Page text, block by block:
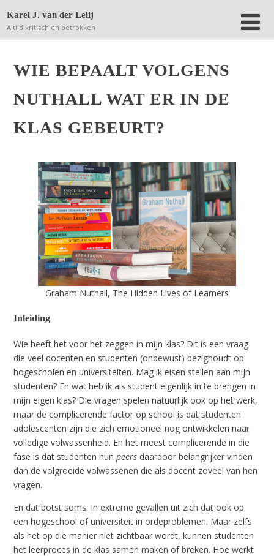
Karel J. van der Lelij
Altijd kritisch en betrokken
WIE BEPAALT VOLGENS
NUTHALL WAT ER IN DE
KLAS GEBEURT?
Graham Nuthall, The Hidden Lives of Learners
Inleiding
Wie heeft het voor het zeggen in mijn klas? Dit is een vraag
die veel docenten en studenten (onbewust) bezighoudt op
hogescholen en universiteiten. Mag ik eisen stellen aan mijn
studenten? En wat heb ik als student eigenlijk in te brengen in
mijn eigen klas? Die vragen spelen natuurlijk ook op het werk,
maar de complicerende factor op school is dat studenten
adolescenten zijn die zich emotioneel nog ontwikkelen naar
volledige volwassenheid. En het meest complicerende in die
fase is dat studenten hun peersdaardoor belangrijker vinden
dan de volgroeide volwassenen die als docent zoveel van hen
vragen.
En dat botst soms. In extreme gevallen uit zich dat ook op
een hogeschool of universiteit in ordeproblemen. Maar zelfs
als het op die manier niet zichtbaar wordt, kunnen studenten
het leerproces in de klas samen maken of breken. Hoe werkt
jouw computer om achteraf anonieme bezoekersaantallen
terug te kunnen vinden.